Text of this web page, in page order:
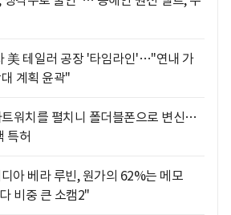
美 테일러 공장 '타임라인'…"연내 가
계획 윤곽"
워치를 펼치니 폴더블폰으로 변신…
특허
아 베라 루빈, 원가의 62%는 메모
비중 큰 소캠2"